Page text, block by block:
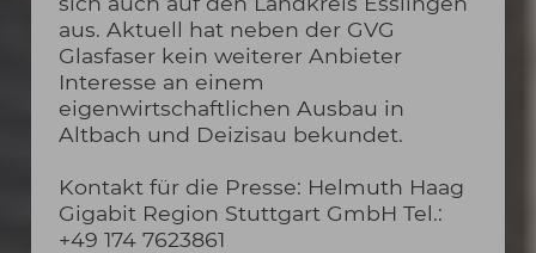
aus. Aktuell hat neben der GVG
Glasfaser kein weiterer Anbieter
Interesse an einem
eigenwirtschaftlichen Ausbau in
Altbach und Deizisau bekundet.
Kontakt für die Presse: Helmuth Haag
Gigabit Region Stuttgart GmbH Tel.:
+49 174 7623861